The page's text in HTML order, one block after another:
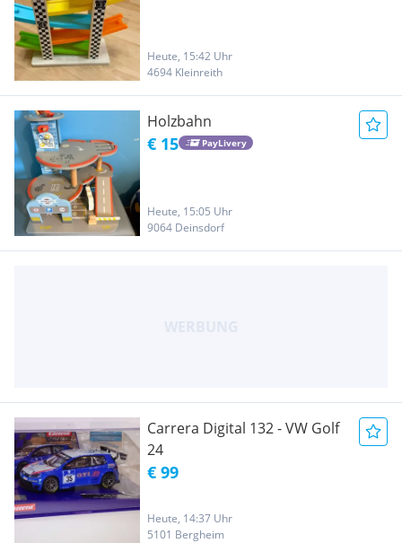
Heute, 15:42 Uhr
4694 Kleinreith
Holzbahn
€ 15 PayLivery
Heute, 15:05 Uhr
9064 Deinsdorf
Carrera Digital 132 - VW Golf
24
€ 99
Heute, 14:37 Uhr
5101 Bergheim